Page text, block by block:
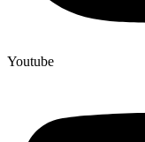
Youtube